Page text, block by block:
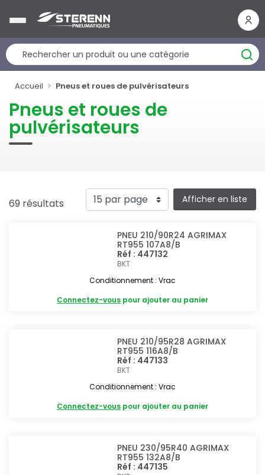
Accueil Pneus et roues de pulvérisateurs
Pneus et roues de
pulvérisateurs
69 résultats Afficher en liste
PNEU 210/90R24 AGRIMAX
RT955 107A8/B
Réf : 447132
BKT
Conditionnement : Vrac
Connectez-vous pour ajouter au panier
PNEU 210/95R28 AGRIMAX
RT955 116A8/B
Réf : 447133
BKT
Conditionnement : Vrac
Connectez-vous pour ajouter au panier
PNEU 230/95R40 AGRIMAX
RT955 132A8/B
Réf : 447135